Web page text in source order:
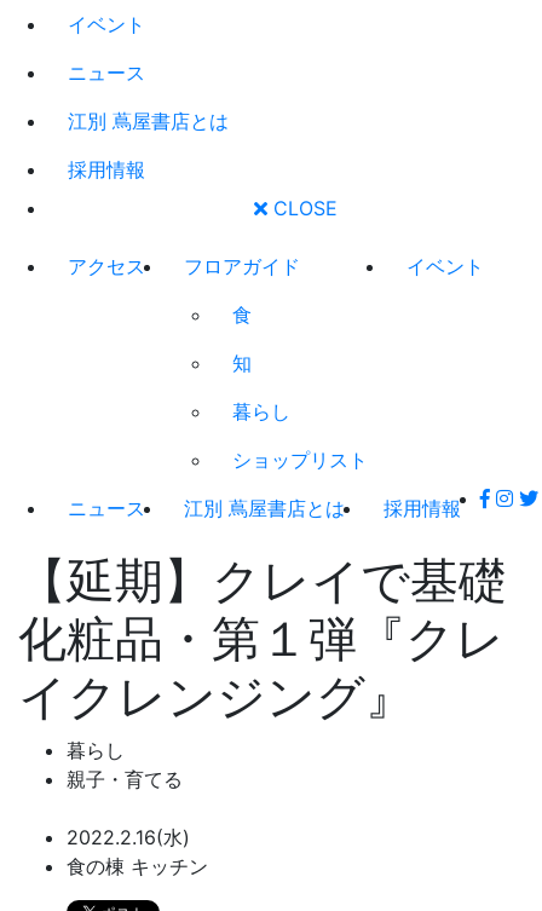
イベント
ニュース
江別 蔦屋書店とは
採用情報
CLOSE
アクセス
フロアガイド
食
知
暮らし
ショップリスト
イベント
ニュース 江別 蔦屋書店とは 採用情報
【延期】クレイで基礎
化粧品・第１弾『クレ
イクレンジング』
暮らし
親子・育てる
2022.2.16(水)
食の棟 キッチン